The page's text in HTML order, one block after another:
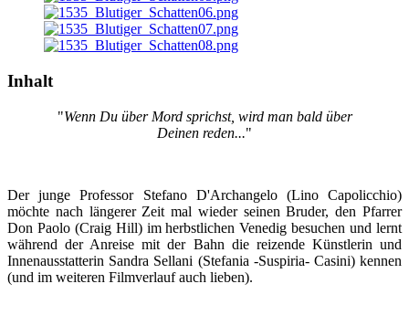
Inhalt
"Wenn Du über Mord sprichst, wird man bald über
Deinen reden..."
Der junge Professor Stefano D'Archangelo (Lino Capolicchio)
möchte nach längerer Zeit mal wieder seinen Bruder, den Pfarrer
Don Paolo (Craig Hill) im herbstlichen Venedig besuchen und lernt
während der Anreise mit der Bahn die reizende Künstlerin und
Innenausstatterin Sandra Sellani (Stefania -Suspiria- Casini) kennen
(und im weiteren Filmverlauf auch lieben).